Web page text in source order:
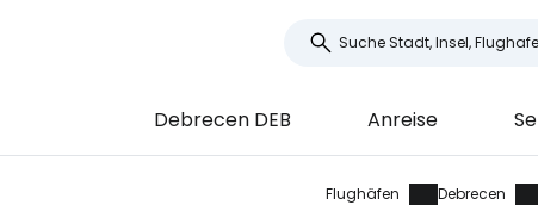
Debrecen DEB Anreise
Flughäfen Debrecen